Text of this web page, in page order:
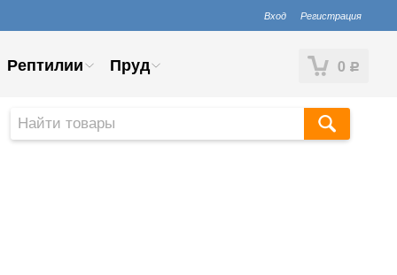
Вход Регистрация
0 Р
Рептилии Пруд